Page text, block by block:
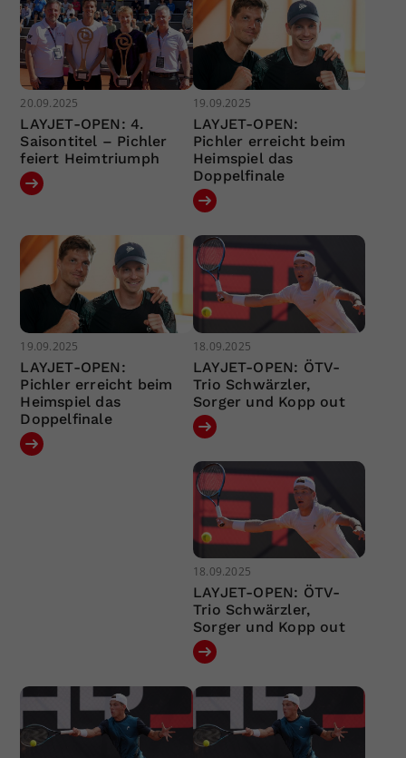
20.09.2025
LAYJET-OPEN: 4.
Saisontitel – Pichler
feiert Heimtriumph
19.09.2025
LAYJET-OPEN:
Pichler erreicht beim
Heimspiel das
Doppelfinale
19.09.2025
LAYJET-OPEN:
Pichler erreicht beim
Heimspiel das
Doppelfinale
18.09.2025
LAYJET-OPEN: ÖTV-
Trio Schwärzler,
Sorger und Kopp out
18.09.2025
LAYJET-OPEN: ÖTV-
Trio Schwärzler,
Sorger und Kopp out